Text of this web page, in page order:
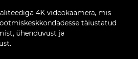
4K videokaamera, mis
täiustatud
ühenduvust ja